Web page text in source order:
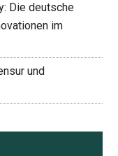
Die deutsche
im
und